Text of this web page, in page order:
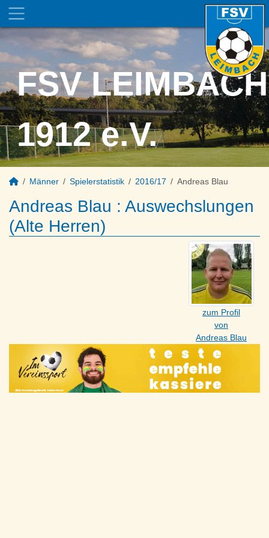
FSV LEIMBACH
1912 e.V.
Männer Spielerstatistik 2016/17 Andreas Blau
Andreas Blau : Auswechslungen
(Alte Herren)
zum Profil
von
Andreas Blau